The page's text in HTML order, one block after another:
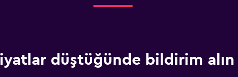
düştüğünde bildirim alın